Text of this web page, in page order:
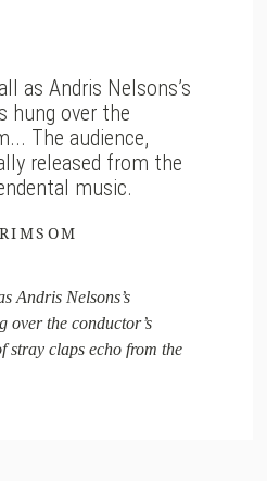
as Andris Nelsons’s
hung over the
The audience,
released from the
music.
Andris Nelsons’s
over the conductor’s
stray claps echo from the